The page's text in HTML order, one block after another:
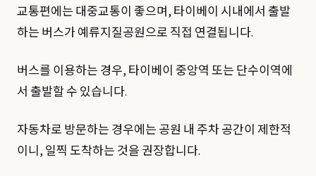
교통편에는 대중교통이 좋으며, 타이베이 시내에서 출발
하는 버스가 예류지질공원으로 직접 연결됩니다.
버스를 이용하는 경우, 타이베이 중앙역 또는 단수이역에
서 출발할 수 있습니다.
자동차로 방문하는 경우에는 공원 내 주차 공간이 제한적
이니, 일찍 도착하는 것을 권장합니다.